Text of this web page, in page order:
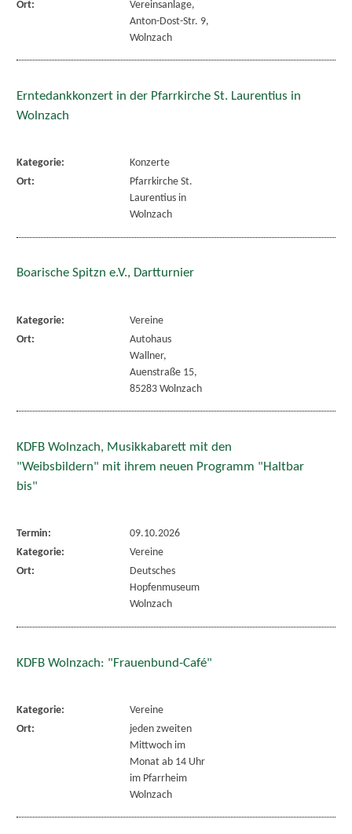
Ort:
Vereinsanlage,
Anton-Dost-Str. 9,
Wolnzach
Erntedankkonzert in der Pfarrkirche St. Laurentius in
Wolnzach
Kategorie:
Konzerte
Ort:
Pfarrkirche St.
Laurentius in
Wolnzach
Boarische Spitzn e.V., Dartturnier
Kategorie:
Vereine
Ort:
Autohaus
Wallner,
Auenstraße 15,
85283 Wolnzach
KDFB Wolnzach, Musikkabarett mit den
"Weibsbildern" mit ihrem neuen Programm "Haltbar
bis"
Termin:
09.10.2026
Kategorie:
Vereine
Ort:
Deutsches
Hopfenmuseum
Wolnzach
KDFB Wolnzach: "Frauenbund-Café"
Kategorie:
Vereine
Ort:
jeden zweiten
Mittwoch im
Monat ab 14 Uhr
im Pfarrheim
Wolnzach